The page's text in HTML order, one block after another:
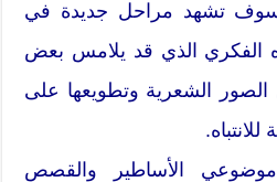
سوف تشهد مراحل جديدة في
الفكري الذي قد يلامس بعض
الصور الشعرية وتطويعها على
الأساطير والقصص